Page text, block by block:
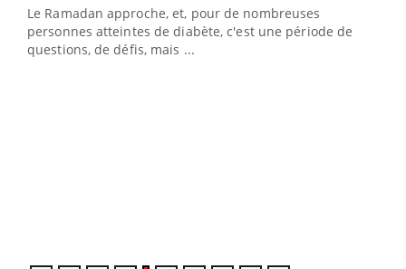
Le Ramadan approche, et, pour de nombreuses
personnes atteintes de diabète, c'est une période de
questions, de défis, mais ...